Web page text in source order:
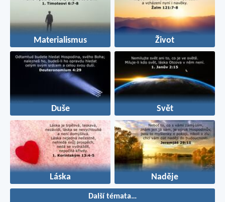
Materialismus Život
Duše Svět
Láska Naděje
Další témata…